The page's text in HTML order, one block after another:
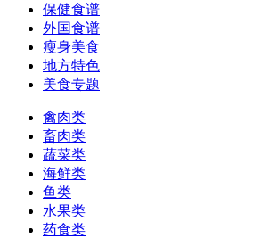
保健食谱
外国食谱
瘦身美食
地方特色
美食专题
禽肉类
畜肉类
蔬菜类
海鲜类
鱼类
水果类
药食类